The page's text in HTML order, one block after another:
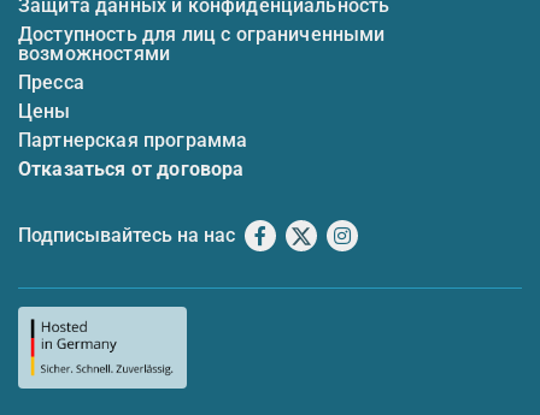
Защита данных и конфиденциальность
Доступность для лиц с ограниченными
возможностями
Пресса
Цены
Партнерская программа
Отказаться от договора
Подписывайтесь на нас Facebook
X Instagram